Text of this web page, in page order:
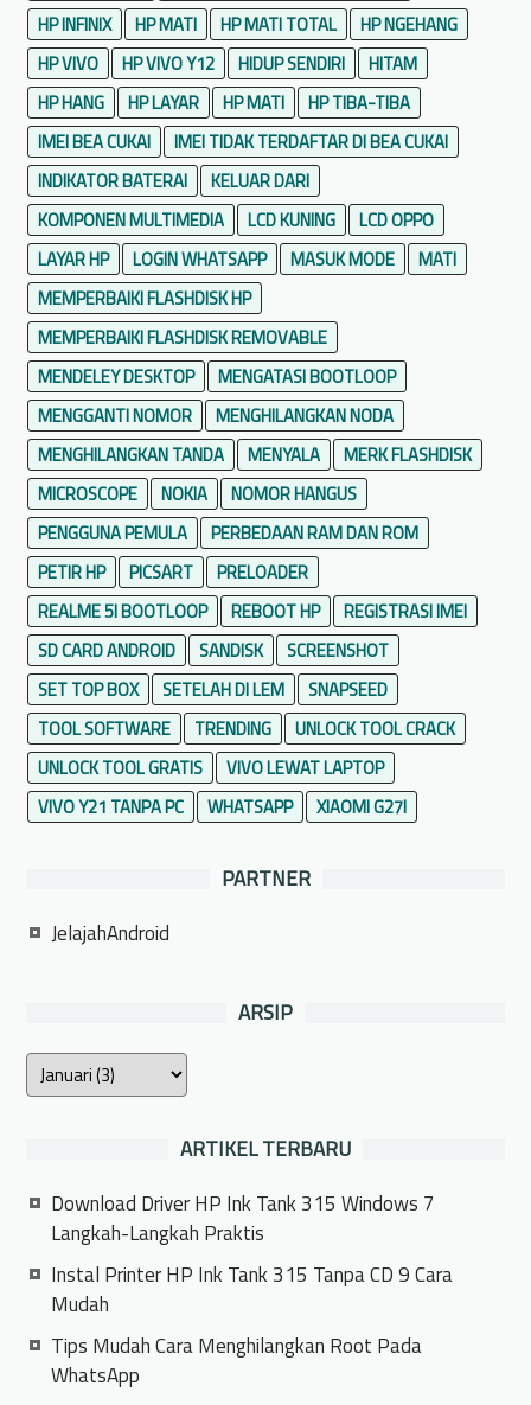
HP INFINIX
HP MATI HP MATI TOTAL
HP NGEHANG
HP VIVO
HP VIVO Y12 HIDUP SENDIRI
HITAM
HP HANG
HP LAYAR HP MATI
HP TIBA-TIBA
IMEI BEA CUKAI
IMEI TIDAK TERDAFTAR DI BEA CUKAI
INDIKATOR BATERAI
KELUAR DARI
KOMPONEN MULTIMEDIA
LCD KUNING
LCD OPPO
LAYAR HP
LOGIN WHATSAPP MASUK MODE
MATI
MEMPERBAIKI FLASHDISK HP
MEMPERBAIKI FLASHDISK REMOVABLE
MENDELEY DESKTOP
MENGATASI BOOTLOOP
MENGGANTI NOMOR
MENGHILANGKAN NODA
MENGHILANGKAN TANDA
MENYALA
MERK FLASHDISK
MICROSCOPE
NOKIA
NOMOR HANGUS
PENGGUNA PEMULA
PERBEDAAN RAM DAN ROM
PETIR HP
PICSART
PRELOADER
REALME 5I BOOTLOOP
REBOOT HP
REGISTRASI IMEI
SD CARD ANDROID
SANDISK
SCREENSHOT
SET TOP BOX
SETELAH DI LEM
SNAPSEED
TOOL SOFTWARE
TRENDING
UNLOCK TOOL CRACK
UNLOCK TOOL GRATIS
VIVO LEWAT LAPTOP
VIVO Y21 TANPA PC
WHATSAPP XIAOMI G27I
PARTNER
JelajahAndroid
ARSIP
ARTIKEL TERBARU
Download Driver HP Ink Tank 315 Windows 7
Langkah-Langkah Praktis
Instal Printer HP Ink Tank 315 Tanpa CD 9 Cara
Mudah
Tips Mudah Cara Menghilangkan Root Pada
WhatsApp